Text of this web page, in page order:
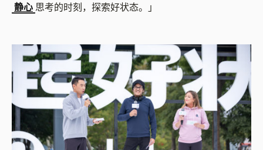
静心 思考的时刻，探索好状态。」